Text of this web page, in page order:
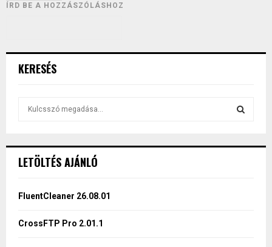
ÍRD BE A HOZZÁSZÓLÁSHOZ
KERESÉS
h
o
:
LETÖLTÉS AJÁNLÓ
FluentCleaner 26.08.01
CrossFTP Pro 2.01.1